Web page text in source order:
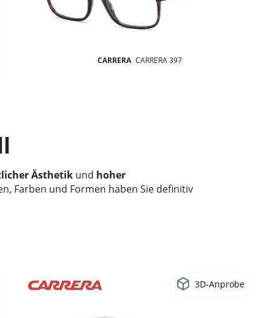
CARRERA CARRERA 397
Ästhetikund hoher
Farben und Formen haben Sie definitiv
3D-Anprobe